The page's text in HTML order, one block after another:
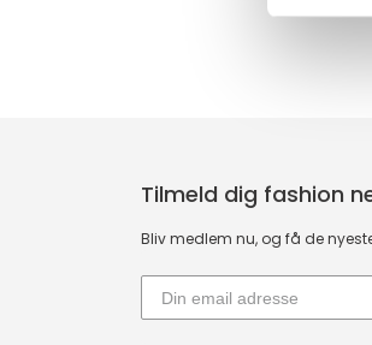
Tilmeld dig fashion
Bliv medlem nu, og få de